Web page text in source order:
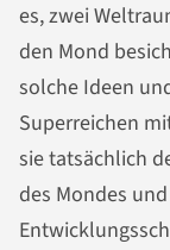
es, zwei
den Mond
solche Ideen
Superreichen
sie tatsächlich
des Mondes